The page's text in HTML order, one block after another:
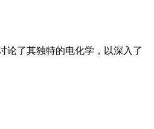
论了其独特的电化学，以深入了